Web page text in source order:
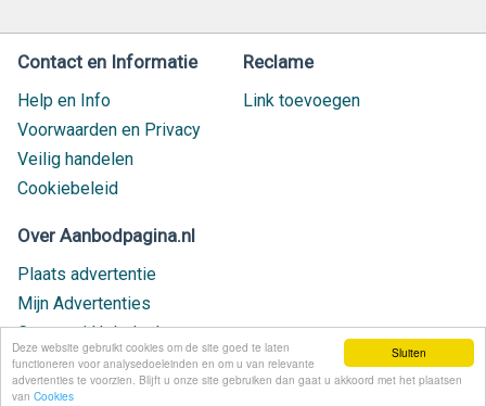
Sluiten
Deze website gebruikt cookies om de site goed te laten
functioneren voor analysedoeleinden en om u van relevante
advertenties te voorzien. Blijft u onze site gebruiken dan gaat u akkoord met het plaatsen
van Cookies
Contact en Informatie
Help en Info
Voorwaarden en Privacy
Veilig handelen
Cookiebeleid
Reclame
Link toevoegen
Over Aanbodpagina.nl
Plaats advertentie
Mijn Advertenties
Contact / Helpdesk
Nieuw geplaatst